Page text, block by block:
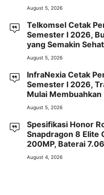
August 5, 2026
Telkomsel Cetak
Semester I 2026,
yang Semakin Sehat
August 5, 2026
InfraNexia Cetak
Semester I 2026,
Mulai Membuahkan
August 5, 2026
Spesifikasi Honor
Snapdragon 8 Elite
200MP, Baterai
August 4, 2026